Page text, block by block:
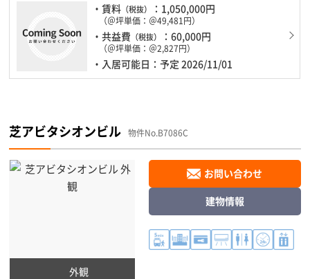
・賃料 （税抜） ：1,050,000円
（＠坪単価：＠49,481円）
・共益費 （税抜） ：60,000円
（＠坪単価：＠2,827円）
・入居可能日：予定 2026/11/01
芝アビタシオンビル 物件No.B7086C
外観
お問い合わせ
建物情報